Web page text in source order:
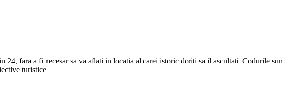
fara a fi necesar sa va aflati in locatia al carei istoric doriti sa il ascultati. Codurile
turistice.